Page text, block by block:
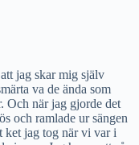
jag skar mig själv
va de ända som
Och när jag gjorde det
och ramlade ur sängen
ket jag tog när vi var i